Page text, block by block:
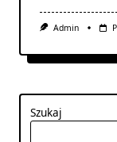
Admin
Szukaj